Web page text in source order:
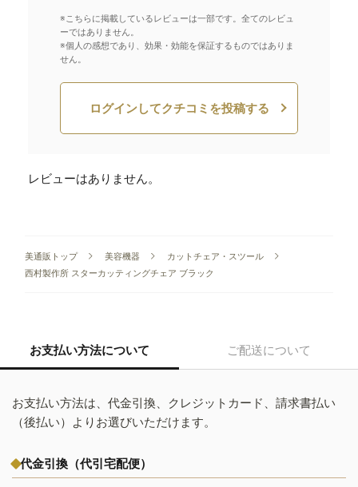
※こちらに掲載しているレビューは一部です。全てのレビュ
ーではありません。
※個人の感想であり、効果・効能を保証するものではありま
せん。
ログインしてクチコミを投稿する
レビューはありません。
美通販トップ 美容機器
カットチェア・スツール
西村製作所 スターカッティングチェア ブラック
お支払い方法について ご配送について
お支払い方法は、代金引換、クレジットカード、請求書払い
（後払い）よりお選びいただけます。
代金引換（代引宅配便）